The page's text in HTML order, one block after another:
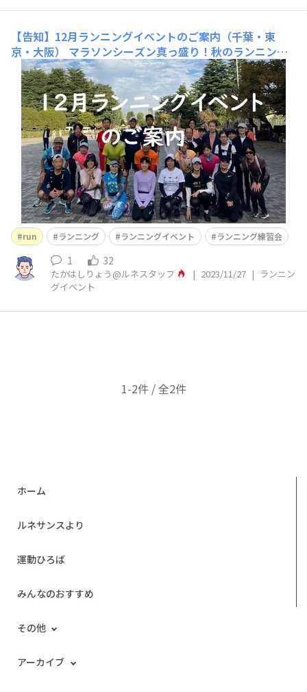
【告知】12月ランニングイベントのご案内（千葉・東
京・大阪）
マラソンシーズン真っ盛り！秋のランニング
イベント（グループRUN）は12月も続々開催しま
す！！ ランニングマスターたかはしりょうです。”グルー
プRUN”は、ルネサンスランナーの輪を広げて頂くことを
目的に開催しており、走力に応じグループ別で走りますの
で、走力を問わずどなたでもご参加頂けます。
run ランニング ランニングイベント ランニング練習会
1 32
たかはしりょう@ルネスタッフ | 2023/11/27 | ランニン
グイベント
1-2件 / 全2件
ホーム
ルネサンスより
運動ひろば
みんなのおすすめ
その他
アーカイブ